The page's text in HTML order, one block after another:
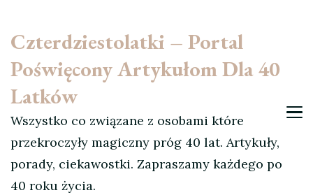
Czterdziestolatki – Portal
Poświęcony Artykułom Dla 40
Latków
Wszystko co związane z osobami które
przekroczyły magiczny próg 40 lat. Artykuły,
porady, ciekawostki. Zapraszamy każdego po
40 roku życia.